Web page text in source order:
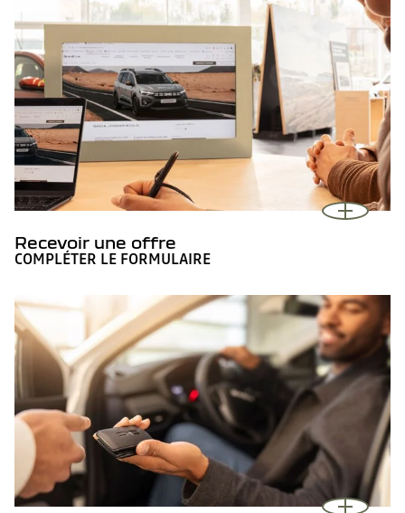
Recevoir une offre
COMPLÉTER LE FORMULAIRE